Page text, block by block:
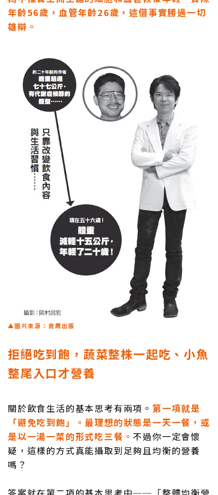
年齡56歲，血管年齡26歲，這個事實勝過一切
雄辯。
▲圖片來源：商周出版
拒絕吃到飽，蔬菜整株一起吃、小魚
整尾入口才營養
關於飲食生活的基本思考有兩項。 第一項就是
「避免吃到飽」。最理想的狀態是一天一餐，或
是以一湯一菜的形式吃三餐。不過你一定會懷
疑，這樣的方式真能攝取到足夠且均衡的營養
嗎？